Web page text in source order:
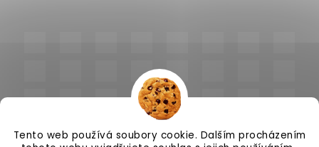
Tento web používá soubory cookie. Dalším procházením